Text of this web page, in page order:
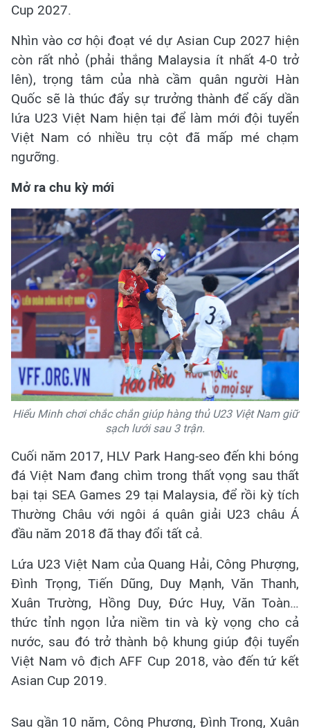
Cup 2027.
Nhìn vào cơ hội đoạt vé dự Asian Cup 2027 hiện
còn rất nhỏ (phải thắng Malaysia ít nhất 4-0 trở
lên), trọng tâm của nhà cầm quân người Hàn
Quốc sẽ là thúc đẩy sự trưởng thành để cấy dần
lứa U23 Việt Nam hiện tại để làm mới đội tuyển
Việt Nam có nhiều trụ cột đã mấp mé chạm
ngưỡng.
Mở ra chu kỳ mới
Hiểu Minh chơi chắc chắn giúp hàng thủ U23 Việt Nam giữ
sạch lưới sau 3 trận.
Cuối năm 2017, HLV Park Hang-seo đến khi bóng
đá Việt Nam đang chìm trong thất vọng sau thất
bại tại SEA Games 29 tại Malaysia, để rồi kỳ tích
Thường Châu với ngôi á quân giải U23 châu Á
đầu năm 2018 đã thay đổi tất cả.
Lứa U23 Việt Nam của Quang Hải, Công Phượng,
Đình Trọng, Tiến Dũng, Duy Mạnh, Văn Thanh,
Xuân Trường, Hồng Duy, Đức Huy, Văn Toàn…
thức tỉnh ngọn lửa niềm tin và kỳ vọng cho cả
nước, sau đó trở thành bộ khung giúp đội tuyển
Việt Nam vô địch AFF Cup 2018, vào đến tứ kết
Asian Cup 2019.
Sau gần 10 năm, Công Phượng, Đình Trọng, Xuân